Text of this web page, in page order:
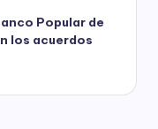
Popular de
los acuerdos